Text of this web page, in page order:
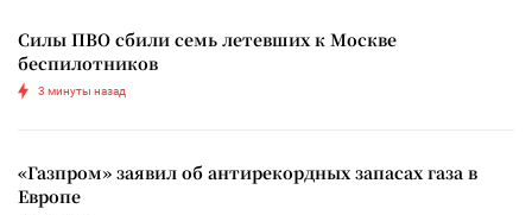
Силы ПВО сбили семь летевших к Москве
беспилотников
3 минуты назад
«Газпром» заявил об антирекордных запасах газа в
Европе